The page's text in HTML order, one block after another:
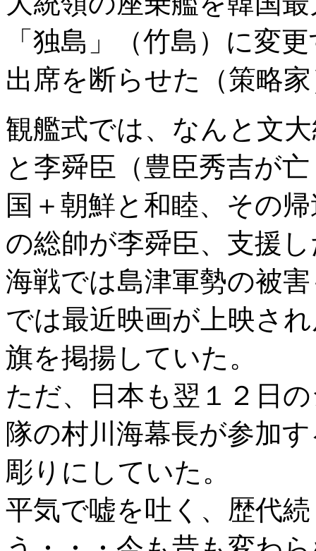
「独島」（竹島）に変
出席を断らせた（策略
観艦式では、なんと文
と李舜臣（豊臣秀吉が
国＋朝鮮と和睦、その
の総帥が李舜臣、支援
海戦では島津軍勢の被
では最近映画が上映さ
旗を掲揚していた。
ただ、日本も翌１２日
隊の村川海幕長が参加
彫りにしていた。
平気で嘘を吐く、歴代